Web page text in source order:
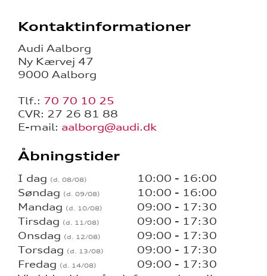
Kontaktinformationer
Audi Aalborg
Ny Kærvej 47
9000 Aalborg
Tlf.: 70 70 10 25
CVR: 27 26 81 88
E-mail: aalborg@audi.dk
Åbningstider
I dag
10:00 - 16:00
Søndag
10:00 - 16:00
Mandag
09:00 - 17:30
Tirsdag
09:00 - 17:30
Onsdag
09:00 - 17:30
Torsdag
09:00 - 17:30
Fredag
09:00 - 17:30